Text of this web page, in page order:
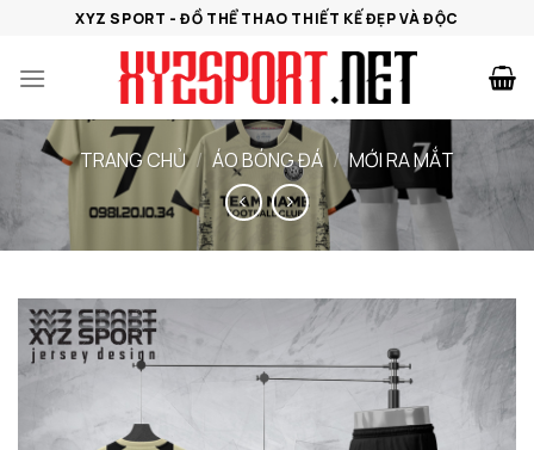
nội
XYZ SPORT - ĐỒ THỂ THAO THIẾT KẾ ĐẸP VÀ ĐỘC
TRANG CHỦ / ÁO BÓNG ĐÁ / MỚI RA MẮT